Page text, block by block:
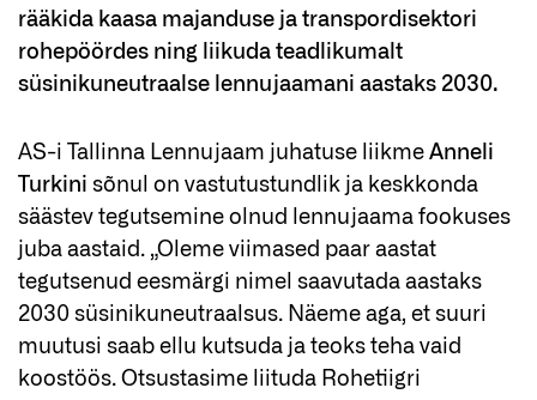
rääkida kaasa majanduse ja transpordisektori
rohepöördes ning liikuda teadlikumalt
süsinikuneutraalse lennujaamani aastaks 2030.
AS-i Tallinna Lennujaam juhatuse liikme Anneli
Turkini sõnul on vastutustundlik ja keskkonda
säästev tegutsemine olnud lennujaama fookuses
juba aastaid. „Oleme viimased paar aastat
tegutsenud eesmärgi nimel saavutada aastaks
2030 süsinikuneutraalsus. Näeme aga, et suuri
muutusi saab ellu kutsuda ja teoks teha vaid
koostöös. Otsustasime liituda Rohetiigri